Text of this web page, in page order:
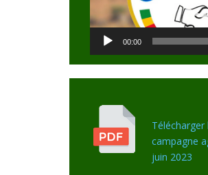
00:00
Télécharger
campagne
juin 2023